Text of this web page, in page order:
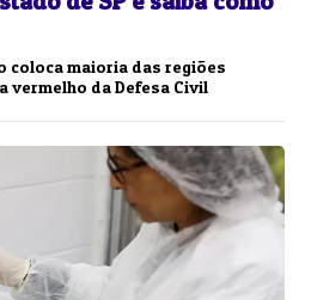
coloca maioria das regiões
vermelho da Defesa Civil